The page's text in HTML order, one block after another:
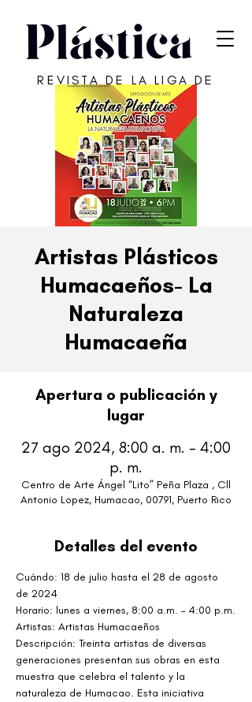
REVISTA DE LA LIGA DE
ARTE DE SAN JUAN
Artistas Plásticos
Humacaeños- La
Naturaleza
Humacaeña
Apertura o publicación y
lugar
27 ago 2024, 8:00 a. m. – 4:00
p. m.
Centro de Arte Ángel “Lito” Peña Plaza , Cll
Antonio Lopez, Humacao, 00791, Puerto Rico
Detalles del evento
Cuándo: 18 de julio hasta el 28 de agosto
de 2024
Horario: lunes a viernes, 8:00 a.m. – 4:00 p.m.
Artistas: Artistas Humacaeños
Descripción: Treinta artistas de diversas
generaciones presentan sus obras en esta
muestra que celebra el talento y la
naturaleza de Humacao. Esta iniciativa